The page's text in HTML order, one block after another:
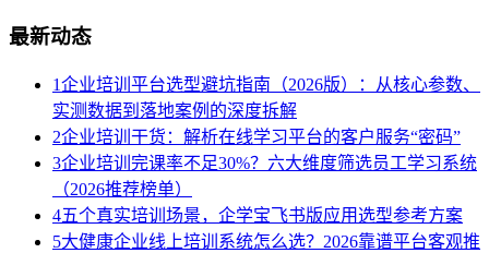
最新动态
1企业培训平台选型避坑指南（2026版）：从核心参数、
实测数据到落地案例的深度拆解
2企业培训干货：解析在线学习平台的客户服务“密码”
3企业培训完课率不足30%？六大维度筛选员工学习系统
（2026推荐榜单）
4五个真实培训场景，企学宝飞书版应用选型参考方案
5大健康企业线上培训系统怎么选？2026靠谱平台客观推